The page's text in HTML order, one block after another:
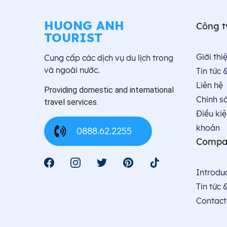
HUONG ANH
TOURIST
Cung cấp các dịch vụ du lịch trong
và ngoài nước.
Providing domestic and international
travel services.
0888.62.2255
Công
Giới
Tin tức
Liên hệ
Chính
Điều
khoản
Tin tức
Contact